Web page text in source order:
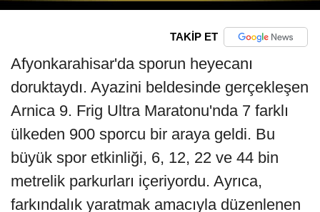
TAKİP ET
Afyonkarahisar'da sporun heyecanı
doruktaydı. Ayazini beldesinde gerçekleşen
Arnica 9. Frig Ultra Maratonu'nda 7 farklı
ülkeden 900 sporcu bir araya geldi. Bu
büyük spor etkinliği, 6, 12, 22 ve 44 bin
metrelik parkurları içeriyordu. Ayrıca,
farkındalık yaratmak amacıyla düzenlenen